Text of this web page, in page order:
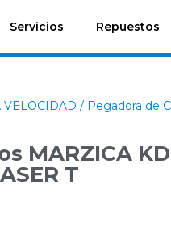
Servicios Repuestos
VELOCIDAD / Pegadora de
MARZICA
T